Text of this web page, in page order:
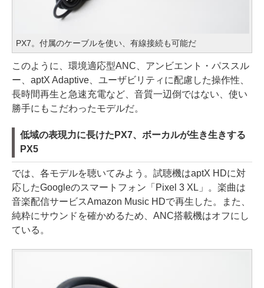
PX7。付属のケーブルを使い、有線接続も可能だ
このように、環境適応型ANC、アンビエント・パススル
ー、aptX Adaptive、ユーザビリティに配慮した操作性、
長時間再生と急速充電など、音質一辺倒ではない、使い
勝手にもこだわったモデルだ。
低域の表現力に長けたPX7、ボーカルが生き生きする
PX5
では、各モデルを聴いてみよう。試聴機はaptX HDに対
応したGoogleのスマートフォン「Pixel 3 XL」。楽曲は
音楽配信サービスAmazon Music HDで再生した。また、
純粋にサウンドを確かめるため、ANC搭載機はオフにし
ている。